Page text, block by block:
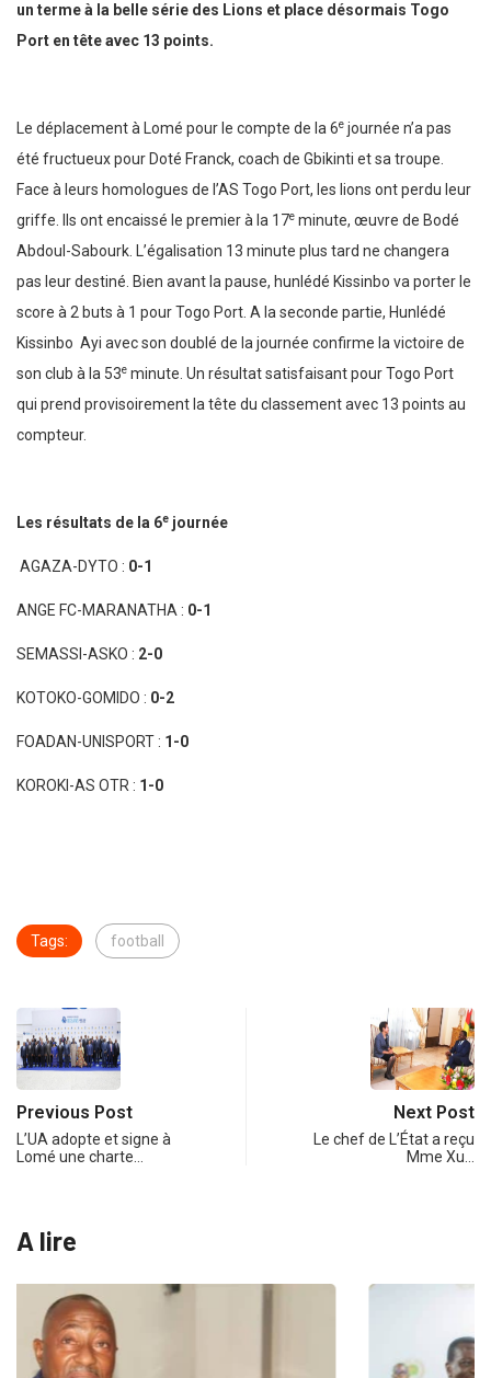
un terme à la belle série des Lions et place désormais Togo
Port en tête avec 13 points.
Le déplacement à Lomé pour le compte de la 6e journée n’a pas
été fructueux pour Doté Franck, coach de Gbikinti et sa troupe.
Face à leurs homologues de l’AS Togo Port, les lions ont perdu leur
griffe. Ils ont encaissé le premier à la 17e minute, œuvre de Bodé
Abdoul-Sabourk. L’égalisation 13 minute plus tard ne changera
pas leur destiné. Bien avant la pause, hunlédé Kissinbo va porter le
score à 2 buts à 1 pour Togo Port. A la seconde partie, Hunlédé
Kissinbo Ayi avec son doublé de la journée confirme la victoire de
son club à la 53e minute. Un résultat satisfaisant pour Togo Port
qui prend provisoirement la tête du classement avec 13 points au
compteur.
Les résultats de la 6e journée
AGAZA-DYTO : 0-1
ANGE FC-MARANATHA : 0-1
SEMASSI-ASKO : 2-0
KOTOKO-GOMIDO : 0-2
FOADAN-UNISPORT : 1-0
KOROKI-AS OTR : 1-0
Tags: football
Previous Post
L’UA adopte et signe à
Lomé une charte…
Next Post
Le chef de L’État a reçu
Mme Xu…
A lire